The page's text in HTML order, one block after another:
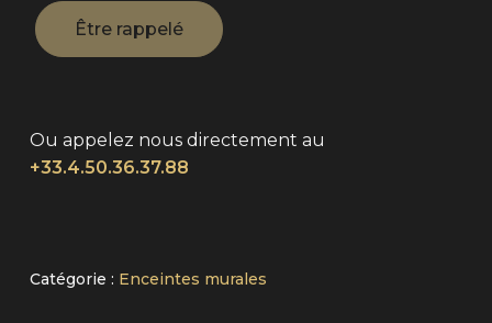
Ou appelez nous directement au
+33.4.50.36.37.88
Catégorie : Enceintes murales